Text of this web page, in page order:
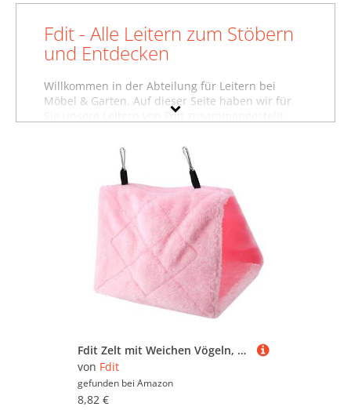
Fdit - Alle Leitern zum Stöbern
und Entdecken
Willkommen in der Abteilung für Leitern bei
Möbel & Garten. Auf dieser Seite haben wir für
Sie unsere Leitern von Fdit zusammengestellt.
dann schauen Sie sich auch unsere anderen
Baumarktartikel von Fdit
an oder stöbern Sie in
dem gesamten Möbelsortiment sämtlicher
Leitern. Oder suchen Sie gezielt nach Möbeln von
Fdit? Dann besuchen Sie unsere Abteilung mit
Möbeln der Marke Fdit . Mit Hilfe der
Filter oben auf der Seite können Sie auch gezielt
Leitern von anderen Marken ansehen und in
bestimmten Preiskategorien sowie nach
reduzierten Angeboten suchen. Lassen Sie sich
inspirieren - wir wünschen Ihnen viel Spaß dabei!
Fdit Zelt mit Weichen Vögeln, Heißer Hangar für Vögel, Bequeme Hängematte, Bequemes Winterbett für Haustiere (M)
von Fdit
gefunden bei Amazon
8,82 €